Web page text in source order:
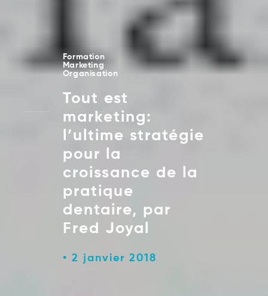
Formation
Marketing
Organisation
Tout est
marketing:
l’ultime stratégie
pour la
croissance de la
pratique
dentaire, par
Fred Joyal
2 janvier 2018